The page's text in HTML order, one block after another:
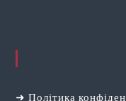
➜ Політика